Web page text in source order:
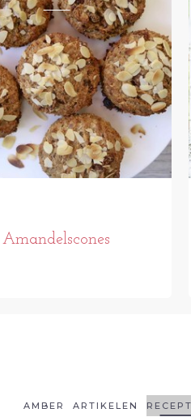
Amandelscones
AMBER ARTIKELEN